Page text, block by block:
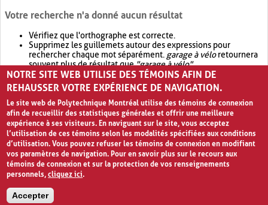
Votre recherche n'a donné aucun résultat
Vérifiez que l'orthographe est correcte.
Supprimez les guillemets autour des expressions pour
rechercher chaque mot séparément. garage à véloretournera
souvent plus de résultat que"garage à vélo".
Envisagez d'élargir votre recherche avec OR.garage OR vélo
retournera souvent plus de résultat quegarage à vélo
NOTRE SITE WEB UTILISE DES TÉMOINS AFIN DE
REHAUSSER VOTRE EXPÉRIENCE DE NAVIGATION.
Le site web de Polytechnique Montréal utilise des témoins de connexion
afin de recueillir des statistiques générales et offrir une meilleure
expérience à ses visiteurs. En naviguant sur le site, vous acceptez
l’utilisation de ces témoins selon les modalités spécifiées aux conditions
d’utilisation. Vous pouvez refuser les témoins de connexion en modifiant
vos paramètres de navigation. Pour en savoir plus sur le recours aux
témoins de connexion et sur la protection de vos renseignements
personnels,cliquez ici.
Accepter